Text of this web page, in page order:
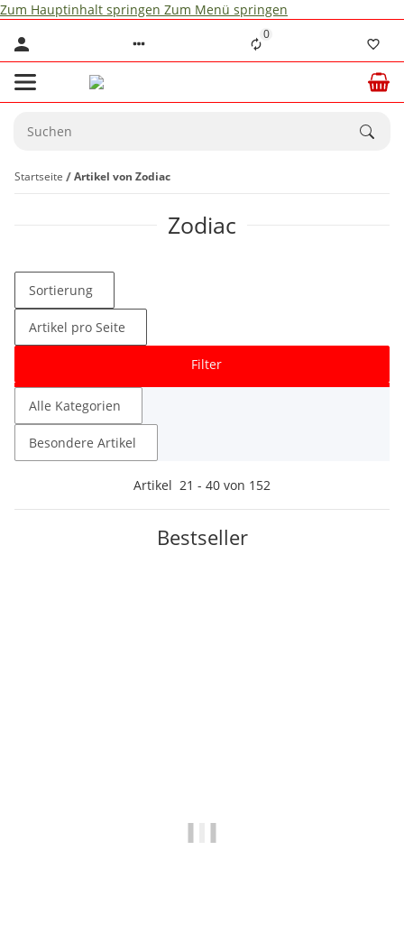
Zum Hauptinhalt springen Zum Menü springen
0
Startseite Artikel von Zodiac
Zodiac
Filter
Sortierung
Artikel pro Seite
Alle Kategorien
Besondere Artikel
Artikel 21 - 40 von 152
Bestseller